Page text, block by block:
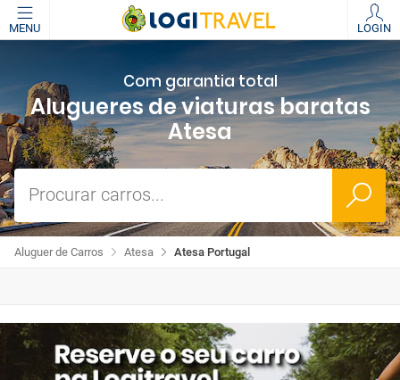
MENU LOGIN
Com garantia total
Alugueres de viaturas baratas
Atesa
Procurar carros...
Atesa Portugal
Atesa
Aluguer de Carros